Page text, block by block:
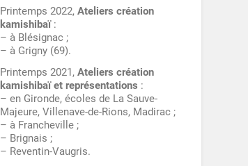
Printemps 2022,Ateliers création
kamishibaï:
– à Blésignac ;
– à Grigny (69).
Printemps 2021,Ateliers création
kamishibaï et représentations :
– en Gironde, écoles de La Sauve-
Majeure, Villenave-de-Rions, Madirac ;
– à Francheville ;
– Brignais ;
– Reventin-Vaugris.